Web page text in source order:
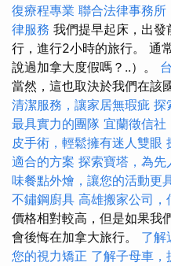
復療程專業 聯合法律事務所
律服務 我們提早起床，出
行，進行2小時的旅行。 通
說過加拿大度假嗎？..）。
當然，這也取決於我們在該
清潔服務，讓家居無瑕疵 探
最具實力的團隊 宜蘭徵信社
皮手術，輕鬆擁有迷人雙眼
適合的方案 探索寶塔，為先
味餐點外燴，讓您的活動更
不鏽鋼廚具 高雄搬家公司，
價格相對較高，但是如果我
會後悔在加拿大旅行。 了解
您的視力矯正 了解子母車，